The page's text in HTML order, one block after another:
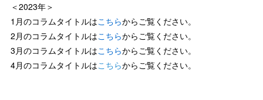
＜2023年＞
1月のコラムタイトルはこちらからご覧ください。
2月のコラムタイトルはこちらからご覧ください。
3月のコラムタイトルはこちらからご覧ください。
4月のコラムタイトルはこちらからご覧ください。